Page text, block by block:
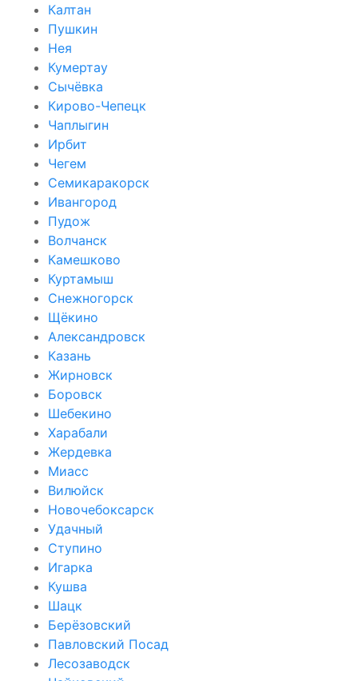
Калтан
Пушкин
Нея
Кумертау
Сычёвка
Кирово-Чепецк
Чаплыгин
Ирбит
Чегем
Семикаракорск
Ивангород
Пудож
Волчанск
Камешково
Куртамыш
Снежногорск
Щёкино
Александровск
Казань
Жирновск
Боровск
Шебекино
Харабали
Жердевка
Миасс
Вилюйск
Новочебоксарск
Удачный
Ступино
Игарка
Кушва
Шацк
Берёзовский
Павловский Посад
Лесозаводск